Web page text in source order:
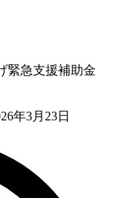
緊急支援補助金
年3月23日